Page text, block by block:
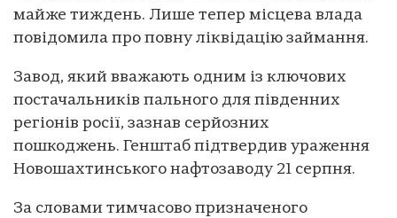
майже тиждень. Лише тепер місцева влада
повідомила про повну ліквідацію займання.
Завод, який вважають одним із ключових
постачальників пального для південних
регіонів росії, зазнав серйозних
пошкоджень. Генштаб підтвердив ураження
Новошахтинського нафтозаводу 21 серпня.
За словами тимчасово призначеного